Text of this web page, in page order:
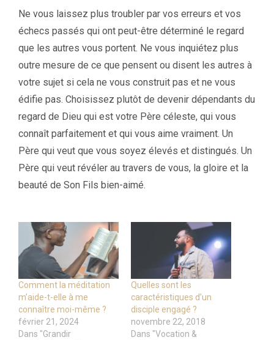
Ne vous laissez plus troubler par vos erreurs et vos
échecs passés qui ont peut-être déterminé le regard
que les autres vous portent. Ne vous inquiétez plus
outre mesure de ce que pensent ou disent les autres à
votre sujet si cela ne vous construit pas et ne vous
édifie pas. Choisissez plutôt de devenir dépendants du
regard de Dieu qui est votre Père céleste, qui vous
connaît parfaitement et qui vous aime vraiment. Un
Père qui veut que vous soyez élevés et distingués. Un
Père qui veut révéler au travers de vous, la gloire et la
beauté de Son Fils bien-aimé.
Comment la méditation
m’aide-t-elle à me
connaître moi-même ?
février 21, 2024
Dans "Grandir
Quelles sont les
caractéristiques d’un
disciple engagé ?
novembre 22, 2018
Dans "Vocation &